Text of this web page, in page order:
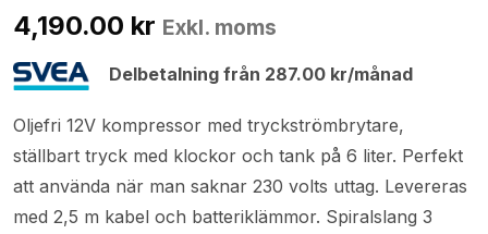
Delbetalning från 287.00 kr/månad
4,190.00 kr Exkl. moms
Oljefri 12V kompressor med tryckströmbrytare,
ställbart tryck med klockor och tank på 6 liter. Perfekt
att använda när man saknar 230 volts uttag. Levereras
med 2,5 m kabel och batteriklämmor. Spiralslang 3